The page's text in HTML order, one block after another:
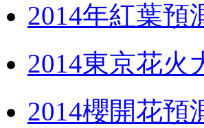
2014年紅葉預
2014東京花火
2014櫻開花預